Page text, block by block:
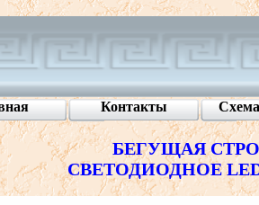
Контакты
БЕГУЩАЯ
СВЕТОДИОДНОЕ